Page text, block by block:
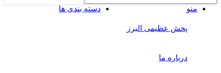
منو دسته بندی ها
پخش عظیمی البرز
درباره ما